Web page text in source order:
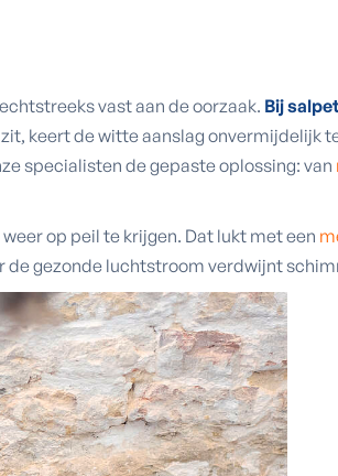
vast aan de oorzaak. Bij
keert de witte aanslag onvermijdelijk
specialisten de gepaste oplossing: van
op peil te krijgen. Dat lukt met een
gezonde luchtstroom verdwijnt